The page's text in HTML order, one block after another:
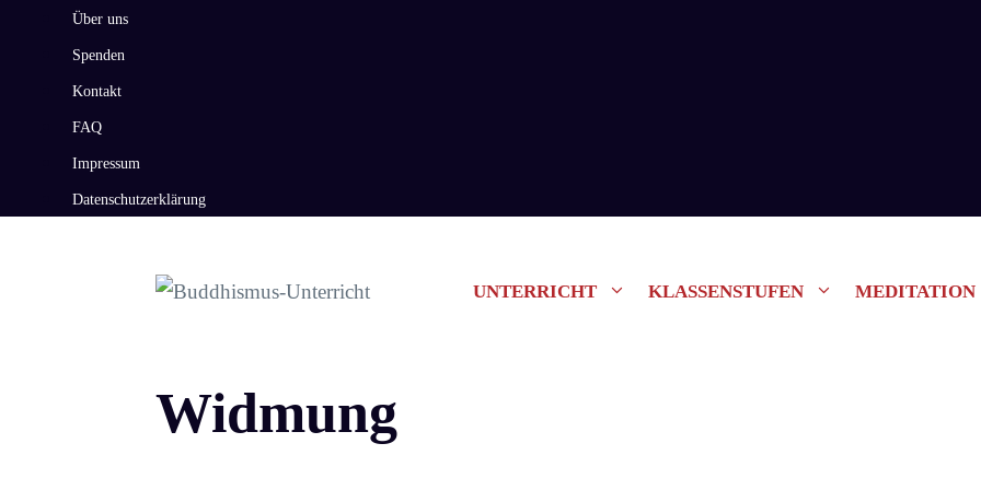
Über uns
Spenden
Kontakt
FAQ
Impressum
Datenschutzerklärung
UNTERRICHT KLASSENSTUFEN MEDITATION
Widmung